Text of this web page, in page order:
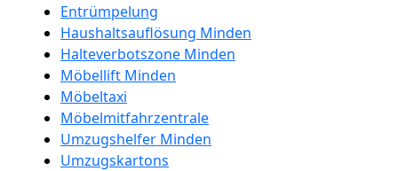
Entrümpelung
Haushaltsauflösung Minden
Halteverbotszone Minden
Möbellift Minden
Möbeltaxi
Möbelmitfahrzentrale
Umzugshelfer Minden
Umzugskartons